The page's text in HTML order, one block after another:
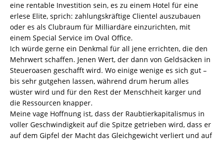
eine rentable Investition sein, es zu einem Hotel für eine
erlese Elite, sprich: zahlungskräftige Clientel auszubauen
oder es als Clubraum für Milliardäre einzurichten, mit
einem Special Service im Oval Office.
Ich würde gerne ein Denkmal für all jene errichten, die den
Mehrwert schaffen. Jenen Wert, der dann von Geldsäcken in
Steueroasen geschafft wird. Wo einige wenige es sich gut –
bis sehr gutgehen lassen, während drum herum alles
wüster wird und für den Rest der Menschheit karger und
die Ressourcen knapper.
Meine vage Hoffnung ist, dass der Raubtierkapitalismus in
voller Geschwindigkeit auf die Spitze getrieben wird, dass er
auf dem Gipfel der Macht das Gleichgewicht verliert und auf